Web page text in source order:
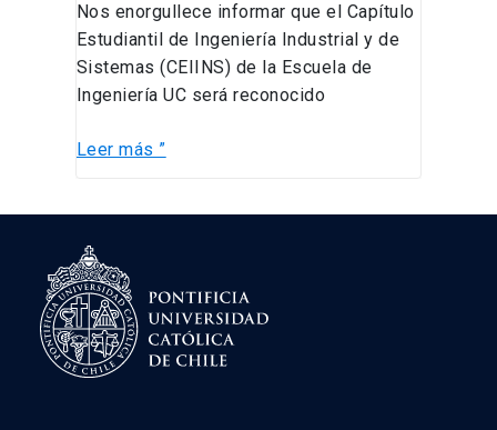
Nos enorgullece informar que el Capítulo
Estudiantil de Ingeniería Industrial y de
Sistemas (CEIINS) de la Escuela de
Ingeniería UC será reconocido
Sistemas
Leer más ”